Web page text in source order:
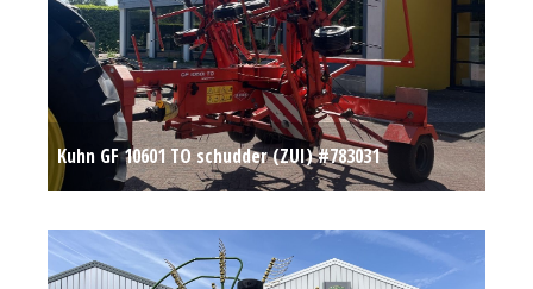
Kuhn GF 10601 TO schudder (ZUI) #783031